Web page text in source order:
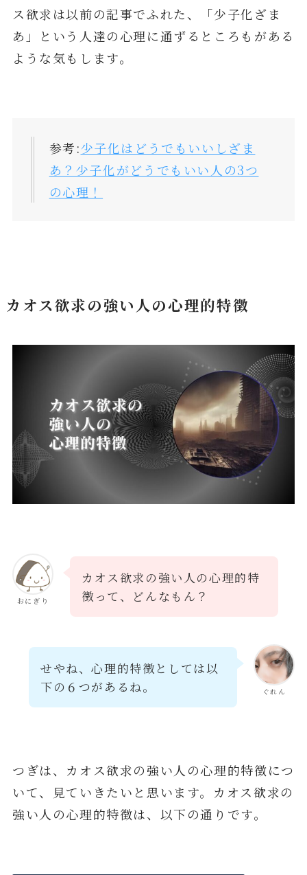
ス欲求は以前の記事でふれた、「少子化ざま
あ」という人達の心理に通ずるところもがある
ような気もします。
参考:少子化はどうでもいいしざま
あ？少子化がどうでもいい人の3つ
の心理！
カオス欲求の強い人の心理的特徴
おにぎり
カオス欲求の強い人の心理的特
徴って、どんなもん？
ぐれん
せやね、心理的特徴としては以
下の６つがあるね。
つぎは、カオス欲求の強い人の心理的特徴につ
いて、見ていきたいと思います。カオス欲求の
強い人の心理的特徴は、以下の通りです。